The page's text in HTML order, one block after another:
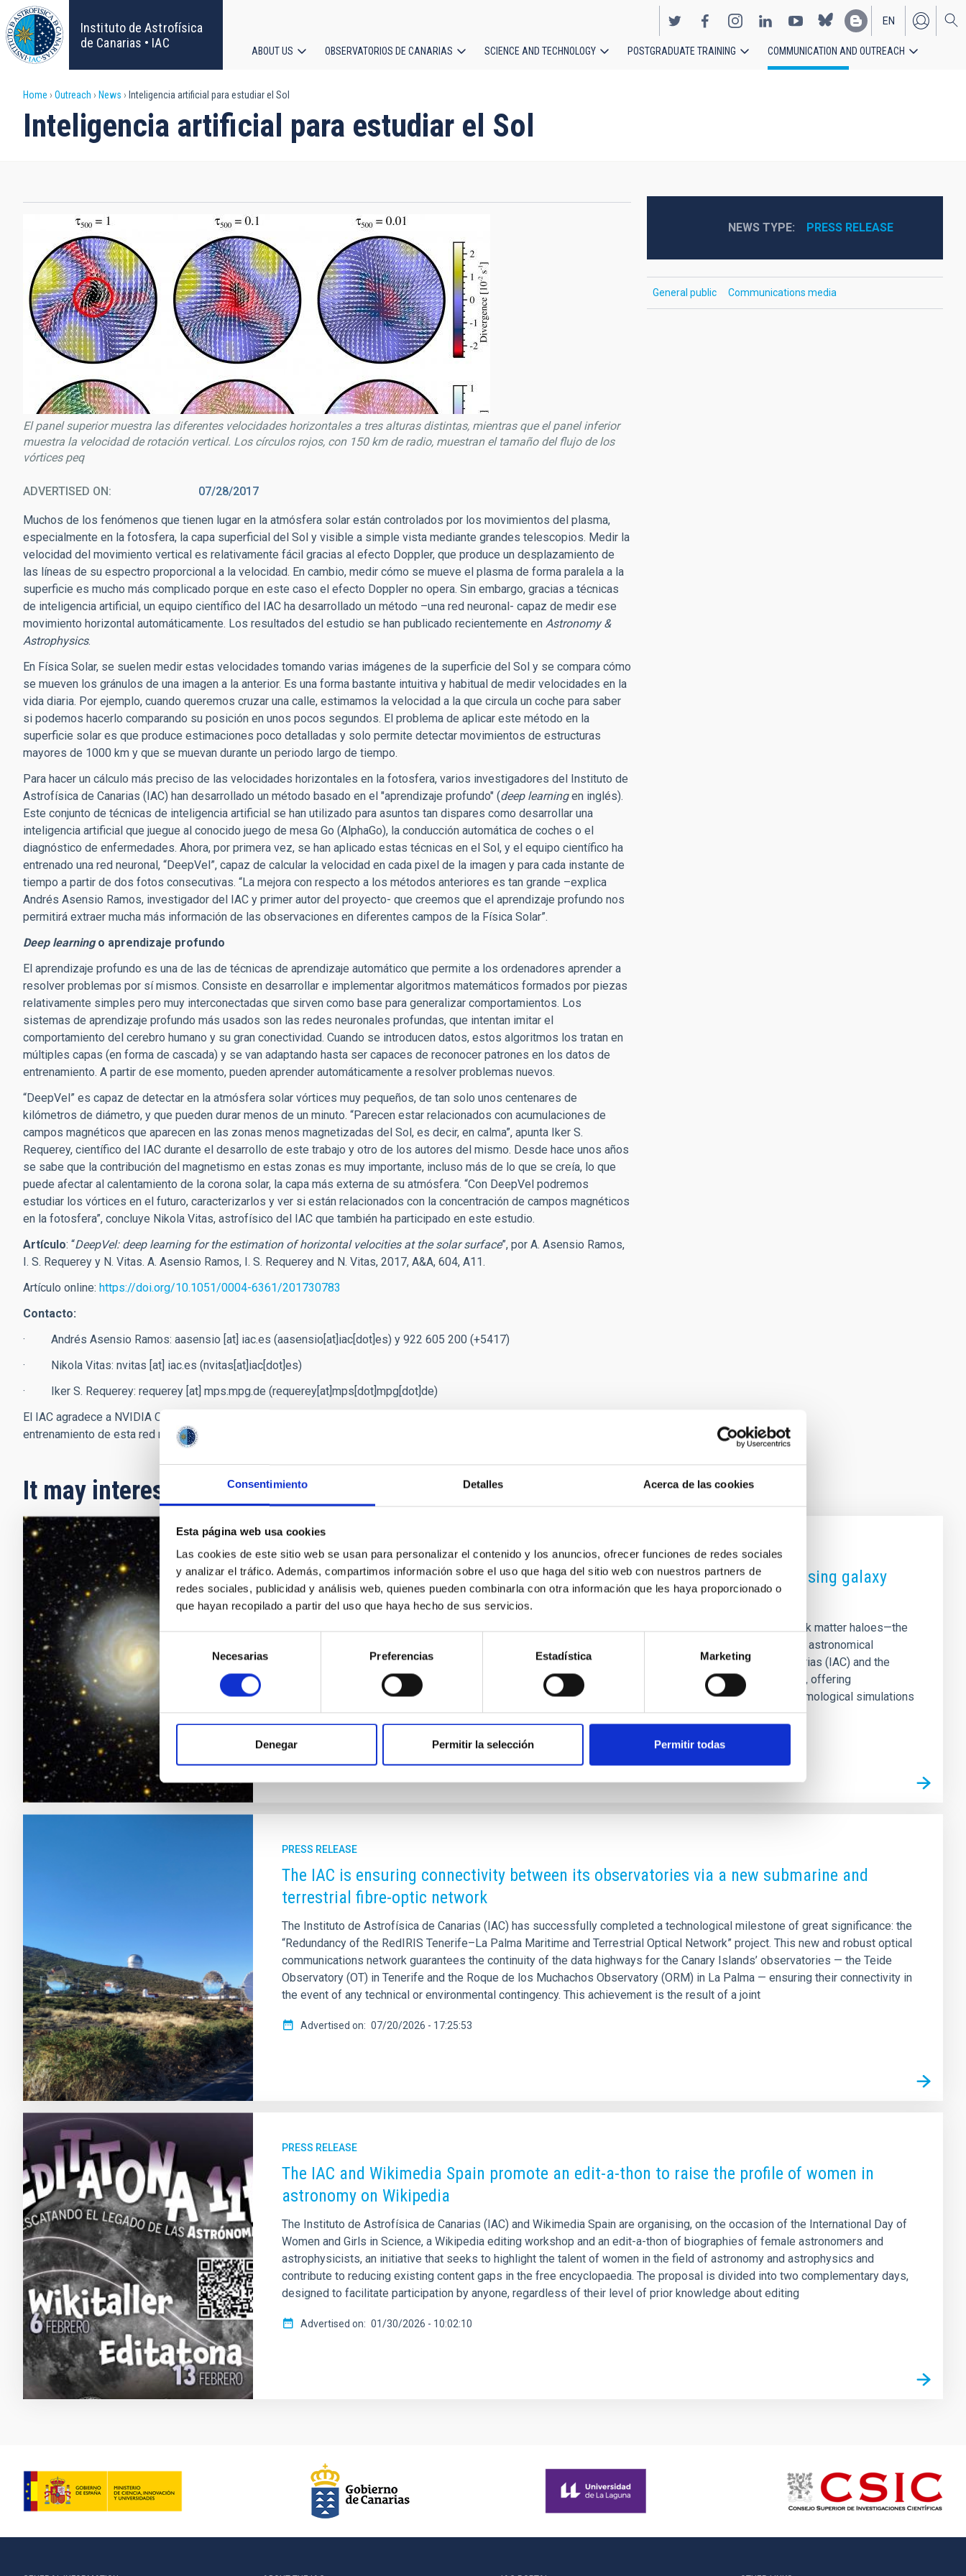
Consentimiento Detalles Acerca de las cookies
Esta página web usa cookies
Las cookies de este sitio web se usan para personalizar el contenido y los anuncios, ofrecer funciones de redes sociales
y analizar el tráfico. Además, compartimos información sobre el uso que haga del sitio web con nuestros partners de
redes sociales, publicidad y análisis web, quienes pueden combinarla con otra información que les haya proporcionado o
que hayan recopilado a partir del uso que haya hecho de sus servicios.
consentimiento
Necesarias Preferencias Estadística Marketing
Denegar Permitir la selección Permitir todas
Skip
to
main
content
Instituto de Astrofísica
de Canarias • IAC
EN
ES
navigation
ABOUT US OBSERVATORIOS DE CANARIAS SCIENCE AND TECHNOLOGY POSTGRADUATE TRAINING COMMUNICATION AND OUTREACH
Breadcrumb
Home Outreach News Inteligencia artificial para estudiar el Sol
Inteligencia artificial para estudiar el Sol
El panel superior muestra las diferentes velocidades horizontales a tres alturas distintas, mientras que el panel inferior
muestra la velocidad de rotación vertical. Los círculos rojos, con 150 km de radio, muestran el tamaño del flujo de los
vórtices peq
ADVERTISED ON 07/28/2017
Muchos de los fenómenos que tienen lugar en la atmósfera solar están controlados por los movimientos del plasma,
especialmente en la fotosfera, la capa superficial del Sol y visible a simple vista mediante grandes telescopios. Medir la
velocidad del movimiento vertical es relativamente fácil gracias al efecto Doppler, que produce un desplazamiento de
las líneas de su espectro proporcional a la velocidad. En cambio, medir cómo se mueve el plasma de forma paralela a la
superficie es mucho más complicado porque en este caso el efecto Doppler no opera. Sin embargo, gracias a técnicas
de inteligencia artificial, un equipo científico del IAC ha desarrollado un método –una red neuronal- capaz de medir ese
movimiento horizontal automáticamente. Los resultados del estudio se han publicado recientemente en Astronomy &
Astrophysics.
En Física Solar, se suelen medir estas velocidades tomando varias imágenes de la superficie del Sol y se compara cómo
se mueven los gránulos de una imagen a la anterior. Es una forma bastante intuitiva y habitual de medir velocidades en la
vida diaria. Por ejemplo, cuando queremos cruzar una calle, estimamos la velocidad a la que circula un coche para saber
si podemos hacerlo comparando su posición en unos pocos segundos. El problema de aplicar este método en la
superficie solar es que produce estimaciones poco detalladas y solo permite detectar movimientos de estructuras
mayores de 1000 km y que se muevan durante un periodo largo de tiempo.
Para hacer un cálculo más preciso de las velocidades horizontales en la fotosfera, varios investigadores del Instituto de
Astrofísica de Canarias (IAC) han desarrollado un método basado en el "aprendizaje profundo" (deep learningen inglés).
Este conjunto de técnicas de inteligencia artificial se han utilizado para asuntos tan dispares como desarrollar una
inteligencia artificial que juegue al conocido juego de mesa Go (AlphaGo), la conducción automática de coches o el
diagnóstico de enfermedades. Ahora, por primera vez, se han aplicado estas técnicas en el Sol, y el equipo científico ha
entrenado una red neuronal, “DeepVel”, capaz de calcular la velocidad en cada pixel de la imagen y para cada instante de
tiempo a partir de dos fotos consecutivas. “La mejora con respecto a los métodos anteriores es tan grande –explica
Andrés Asensio Ramos, investigador del IAC y primer autor del proyecto- que creemos que el aprendizaje profundo nos
permitirá extraer mucha más información de las observaciones en diferentes campos de la Física Solar”.
Deep learning o aprendizaje profundo
El aprendizaje profundo es una de las de técnicas de aprendizaje automático que permite a los ordenadores aprender a
resolver problemas por sí mismos. Consiste en desarrollar e implementar algoritmos matemáticos formados por piezas
relativamente simples pero muy interconectadas que sirven como base para generalizar comportamientos. Los
sistemas de aprendizaje profundo más usados son las redes neuronales profundas, que intentan imitar el
comportamiento del cerebro humano y su gran conectividad. Cuando se introducen datos, estos algoritmos los tratan en
múltiples capas (en forma de cascada) y se van adaptando hasta ser capaces de reconocer patrones en los datos de
entrenamiento. A partir de ese momento, pueden aprender automáticamente a resolver problemas nuevos.
“DeepVel” es capaz de detectar en la atmósfera solar vórtices muy pequeños, de tan solo unos centenares de
kilómetros de diámetro, y que pueden durar menos de un minuto. “Parecen estar relacionados con acumulaciones de
campos magnéticos que aparecen en las zonas menos magnetizadas del Sol, es decir, en calma”, apunta Iker S.
Requerey, científico del IAC durante el desarrollo de este trabajo y otro de los autores del mismo. Desde hace unos años
se sabe que la contribución del magnetismo en estas zonas es muy importante, incluso más de lo que se creía, lo que
puede afectar al calentamiento de la corona solar, la capa más externa de su atmósfera. “Con DeepVel podremos
estudiar los vórtices en el futuro, caracterizarlos y ver si están relacionados con la concentración de campos magnéticos
en la fotosfera”, concluye Nikola Vitas, astrofísico del IAC que también ha participado en este estudio.
Artículo: “DeepVel: deep learning for the estimation of horizontal velocities at the solar surface”, por A. Asensio Ramos,
I. S. Requerey y N. Vitas. A. Asensio Ramos, I. S. Requerey and N. Vitas, 2017, A&A, 604, A11.
Artículo online: https://doi.org/10.1051/0004-6361/201730783
Contacto:
· Andrés Asensio Ramos: aasensio [at] iac.es (aasensio[at]iac[dot]es) y 922 605 200 (+5417)
· Nikola Vitas: nvitas [at] iac.es (nvitas[at]iac[dot]es)
· Iker S. Requerey: requerey [at] mps.mpg.de (requerey[at]mps[dot]mpg[dot]de)
El IAC agradece a NVIDIA Corporation la cesión gratuita de una tarjeta gráfica para el cálculo intensivo que requirió el
entrenamiento de esta red neuronal.
NEWS TYPE PRESS RELEASE
General public Communications media
It may interest you
PRESS RELEASE
IAC researchers develop accurate method to measure dark matter haloes using galaxy
sizes
A new study published in Astronomy & Astrophysics unveils a powerful way to determine the size of dark matter haloes—the
massive, invisible structures that host galaxies—by simply measuring how large galaxies appear in deep astronomical
images. Researchers Ignacio Trujillo and Claudio Dalla Vecchia, from the Instituto de Astrofísica de Canarias (IAC) and the
Universidad de La Laguna (ULL), demonstrate that galaxy size can serve as a precise proxy for halo size, offering
measurements up to six times more accurate than previous methods. Using the cutting-edge EAGLE cosmological simulations
Advertised on 12/23/2025 - 16:54:55
PRESS RELEASE
The IAC is ensuring connectivity between its observatories via a new submarine and
terrestrial fibre-optic network
The Instituto de Astrofísica de Canarias (IAC) has successfully completed a technological milestone of great significance: the
“Redundancy of the RedIRIS Tenerife–La Palma Maritime and Terrestrial Optical Network” project. This new and robust optical
communications network guarantees the continuity of the data highways for the Canary Islands’ observatories — the Teide
Observatory (OT) in Tenerife and the Roque de los Muchachos Observatory (ORM) in La Palma — ensuring their connectivity in
the event of any technical or environmental contingency. This achievement is the result of a joint
Advertised on 07/20/2026 - 17:25:53
PRESS RELEASE
The IAC and Wikimedia Spain promote an edit-a-thon to raise the profile of women in
astronomy on Wikipedia
The Instituto de Astrofísica de Canarias (IAC) and Wikimedia Spain are organising, on the occasion of the International Day of
Women and Girls in Science, a Wikipedia editing workshop and an edit-a-thon of biographies of female astronomers and
astrophysicists, an initiative that seeks to highlight the talent of women in the field of astronomy and astrophysics and
contribute to reducing existing content gaps in the free encyclopaedia. The proposal is divided into two complementary days,
designed to facilitate participation by anyone, regardless of their level of prior knowledge about editing
Advertised on 01/30/2026 - 10:02:10